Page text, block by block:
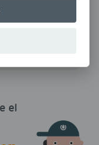
de AVIA
el